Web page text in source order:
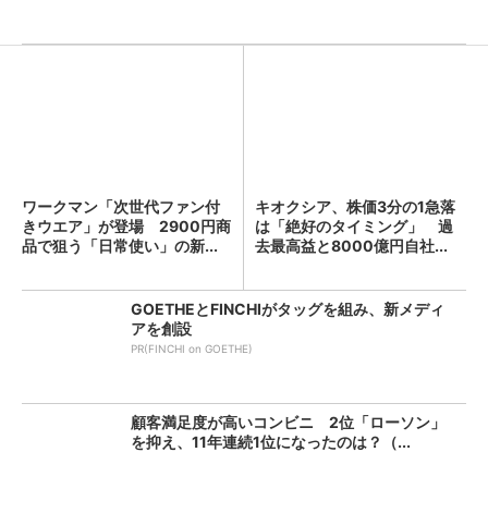
ワークマン「次世代ファン付
きウエア」が登場 2900円商
品で狙う「日常使い」の新...
キオクシア、株価3分の1急落
は「絶好のタイミング」 過
去最高益と8000億円自社...
GOETHEとFINCHIがタッグを組み、新メディ
アを創設
PR(FINCHI on GOETHE)
顧客満足度が高いコンビニ 2位「ローソン」
を抑え、11年連続1位になったのは？（...